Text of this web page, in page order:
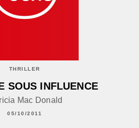
THRILLER
SOUS INFLUENCE
Mac Donald
05/10/2011